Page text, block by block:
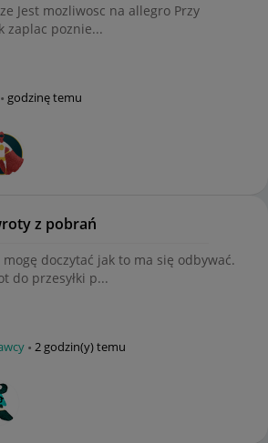
Jest mozliwosc na allegro Przy
zaplac poznie...
godzinę temu
z pobrań
doczytać jak to ma się odbywać.
do przesyłki p...
2 godzin(y) temu